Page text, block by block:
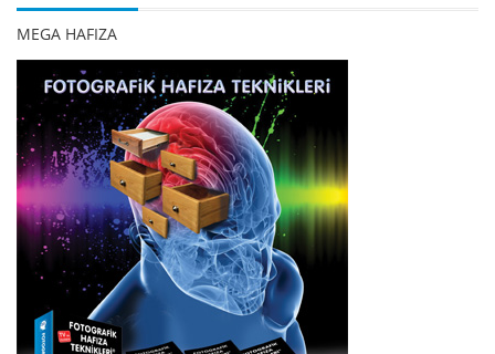
MEGA HAFIZA